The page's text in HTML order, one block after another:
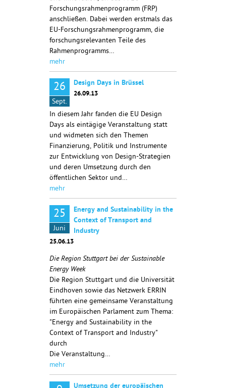
Forschungsrahmenprogramm (FRP)
anschließen. Dabei werden erstmals das
EU-Forschungsrahmenprogramm, die
forschungsrelevanten Teile des
Rahmenprogramms…
mehr
26
Sept.
Design Days in Brüssel
26.09.13
In diesem Jahr fanden die EU Design
Days als eintägige Veranstaltung statt
und widmeten sich den Themen
Finanzierung, Politik und Instrumente
zur Entwicklung von Design-Strategien
und deren Umsetzung durch den
öffentlichen Sektor und…
mehr
25
Juni
Energy and Sustainability in the
Context of Transport and
Industry
25.06.13
Die Region Stuttgart bei der Sustainable
Energy Week
Die Region Stuttgart und die Universität
Eindhoven sowie das Netzwerk ERRIN
führten eine gemeinsame Veranstaltung
im Europäischen Parlament zum Thema:
"Energy and Sustainability in the
Context of Transport and Industry"
durch
Die Veranstaltung…
mehr